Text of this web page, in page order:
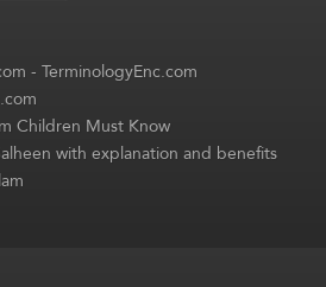
-TerminologyEnc.com
Children Must Know
with explanation and benefits